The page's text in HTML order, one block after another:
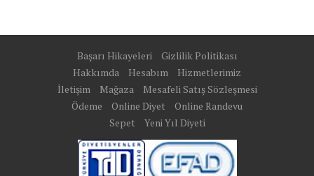
Başarı Hikayeleri
Gizlilik Politikası
Hakkımda
Hesabım
Hizmetlerimiz
İletişim
Mağaza
Mesafeli Satış Sözleşmesi
Ödeme
Online Diyet
Online Randevu
Sepet
Yeni Yıl Diyeti